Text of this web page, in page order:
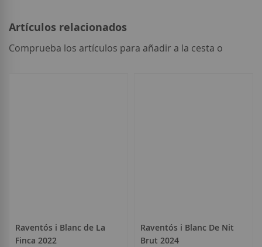
Artículos relacionados
Comprueba los artículos para añadir a la cesta o
Raventós i Blanc de La
Finca 2022
Raventós i Blanc De Nit
Brut 2024